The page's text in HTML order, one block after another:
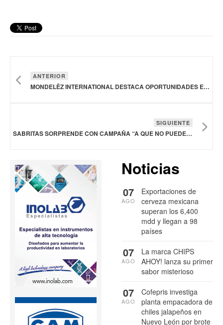
ANTERIOR
MONDELĒZ INTERNATIONAL DESTACA OPORTUNIDADES EN EL SECTOR DE PASTELES Y REPOSTERÍA
SIGUIENTE
SABRITAS SORPRENDE CON CAMPAÑA “A QUE NO PUEDES ESPERAR A COMER UNA”, UN LLAMADO A LA NOSTALGIA
Noticias
Exportaciones de
cerveza mexicana
superan los 6,400
mdd y llegan a 98
países
07
AGO
La marca CHIPS
AHOY! lanza su primer
sabor misterioso
07
AGO
Cofepris investiga
planta empacadora de
chiles jalapeños en
Nuevo León por brote
07
AGO